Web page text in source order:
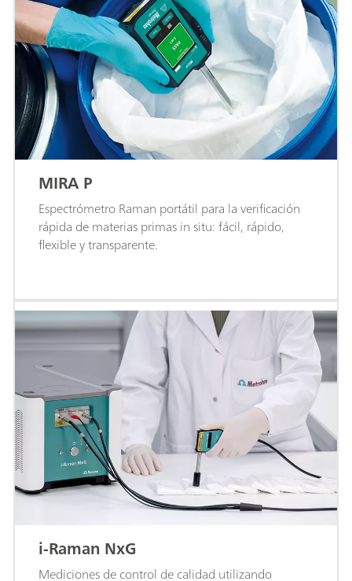
MIRA P
Espectrómetro Raman portátil para la verificación
rápida de materias primas in situ: fácil, rápido,
flexible y transparente.
i-Raman NxG
Mediciones de control de calidad utilizando